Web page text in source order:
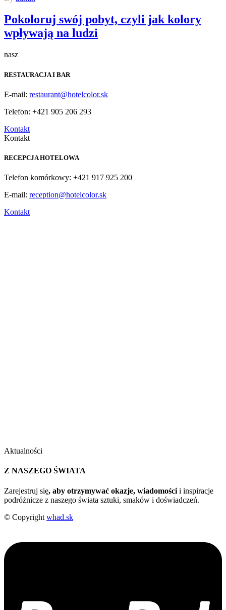
Pokoloruj swój pobyt, czyli jak kolory
wpływają na ludzi
nasz
RESTAURACJA I BAR
E-mail: restaurant@hotelcolor.sk
Telefon: +421 905 206 293
Kontakt
Kontakt
RECEPCJA HOTELOWA
Telefon komórkowy: +421 917 925 200
E-mail: reception@hotelcolor.sk
Kontakt
Aktualności
Z NASZEGO ŚWIATA
Zarejestruj się, aby otrzymywać okazje, wiadomości i inspiracje
podróżnicze z naszego świata sztuki, smaków i doświadczeń.
© Copyright whad.sk